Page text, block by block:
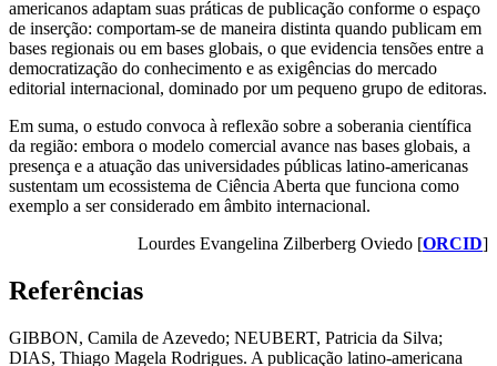
americanos adaptam suas práticas de publicação conforme o espaço
de inserção: comportam‑se de maneira distinta quando publicam em
bases regionais ou em bases globais, o que evidencia tensões entre a
democratização do conhecimento e as exigências do mercado
editorial internacional, dominado por um pequeno grupo de editoras.
Em suma, o estudo convoca à reflexão sobre a soberania científica
da região: embora o modelo comercial avance nas bases globais, a
presença e a atuação das universidades públicas latino‑americanas
sustentam um ecossistema de Ciência Aberta que funciona como
exemplo a ser considerado em âmbito internacional.
Lourdes Evangelina Zilberberg Oviedo [ORCID]
Referências
GIBBON, Camila de Azevedo; NEUBERT, Patricia da Silva;
DIAS, Thiago Magela Rodrigues. A publicação latino-americana